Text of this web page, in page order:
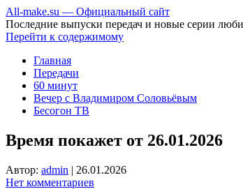
All-make.su — Официальный сайт
Последние выпуски передач и новые серии
Перейти к содержимому
Главная
Передачи
60 минут
Вечер с Владимиром Соловьёвым
Бесогон ТВ
Время покажет от 26.01.2026
Автор: admin | 26.01.2026
Нет комментариев